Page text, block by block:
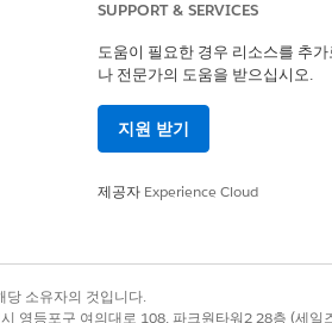
섹션을 찾습니다.
적 만들기 플로 작업을 끌어옵니다.
SUPPORT & SERVICES
도움이 필요한 경우 리소스를 추
나 전문가의 도움을 받으십시오.
지원 받기
제공자 Experience Cloud
소유자의 것입니다.
영등포구 여의대로 108, 파크원타워2 28층 (세일